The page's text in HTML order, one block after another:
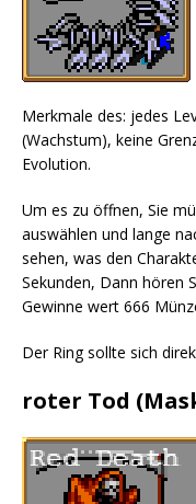
Merkmale des: jedes
(Wachstum), keine
Evolution.
Um es zu öffnen, Sie
auswählen und lange
sehen, was den
Sekunden, Dann hören
Gewinne wert 666
Der Ring sollte sich
roter Tod